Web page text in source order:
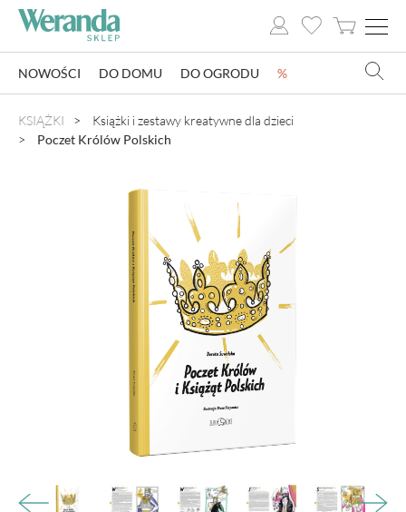
NOWOŚCI
SZKLARNIE OGRODOWE
OZDOBY ŚWIĄTECZNE
POMYSŁ NA PREZENT
NOWOŚCI DO DOMU DO OGRODU %
KSIĄŻKI
Książki i zestawy kreatywne dla dzieci
Poczet Królów Polskich